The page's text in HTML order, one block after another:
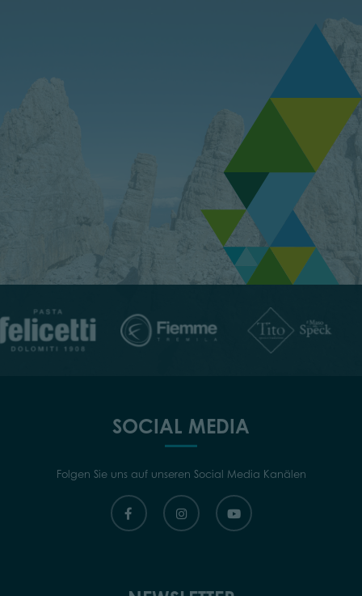
SOCIAL MEDIA
Folgen Sie uns auf unseren Social Media Kanälen